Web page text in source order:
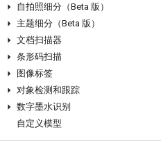
自拍照细分（Beta 版）
主题细分（Beta 版）
文档扫描器
条形码扫描
图像标签
对象检测和跟踪
数字墨水识别
自定义模型